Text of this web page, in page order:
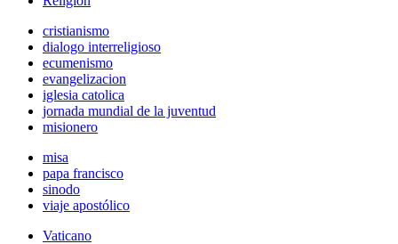
cristianismo
dialogo interreligioso
ecumenismo
evangelizacion
iglesia catolica
jornada mundial de la juventud
misionero
misa
papa francisco
sinodo
viaje apostólico
Vaticano